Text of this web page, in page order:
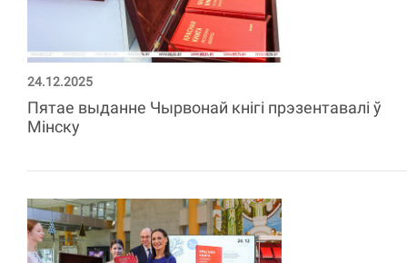
24.12.2025
Пятае выданне Чырвонай кнігі прэзентавалі ў
Мінску